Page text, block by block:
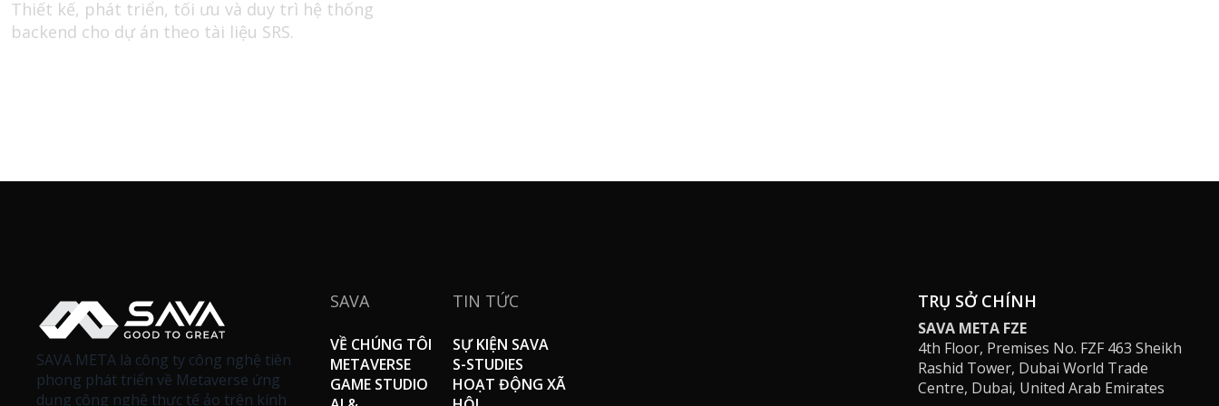
Thiết kế, phát triển, tối ưu và duy trì hệ thống
backend cho dự án theo tài liệu SRS.
SAVA META là công ty công nghệ tiên
phong phát triển về Metaverse ứng
dụng công nghệ thực tế ảo trên kính
SAVA
VỀ CHÚNG TÔI
METAVERSE
GAME STUDIO
TIN TỨC
SỰ KIỆN SAVA
S-STUDIES
HOẠT ĐỘNG XÃ
TRỤ SỞ CHÍNH
SAVA META FZE
4th Floor, Premises No. FZF 463 Sheikh
Rashid Tower, Dubai World Trade
Centre, Dubai, United Arab Emirates